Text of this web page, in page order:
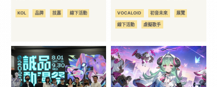
KOL 品牌 技嘉 線下活動
全新火花
VOCALOID 初音未來 展覽
線下活動 虛擬歌手